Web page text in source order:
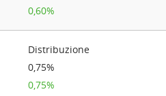
0,60%
Distribuzione
0,75%
0,75%